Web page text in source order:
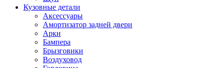
Кузовные детали
Аксессуары
Амортизатор задней двери
Арки
Бампера
Брызговики
Воздуховод